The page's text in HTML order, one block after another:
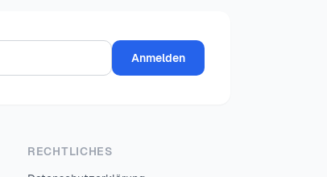
Anmelden
RECHTLICHES